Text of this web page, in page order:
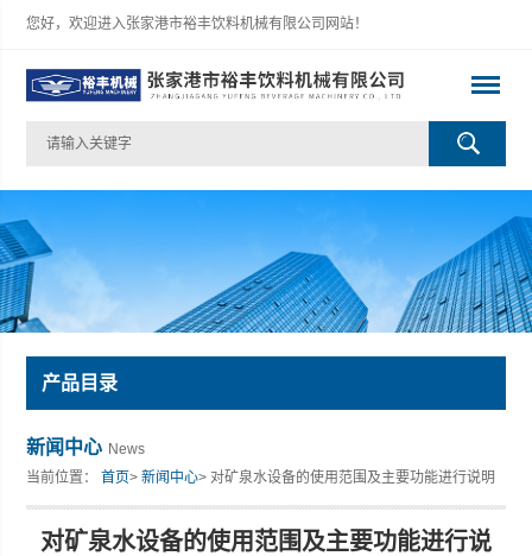
您好，欢迎进入张家港市裕丰饮料机械有限公司网站！
产品目录
新闻中心 News
当前位置：首页>新闻中心> 对矿泉水设备的使用范围及主要功能进行说明
对矿泉水设备的使用范围及主要功能进行说